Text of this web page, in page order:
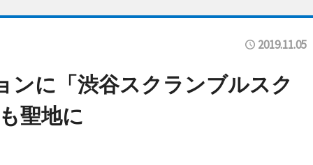
2019.11.05
ンに「渋谷スクランブルスク
聖地に